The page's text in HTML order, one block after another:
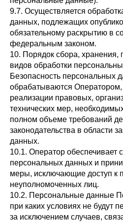
9.7. Осуществляется
данных, подлежащих
обязательному раскрытию в
федеральным законом.
10. Порядок сбора, хранения,
видов обработки
Безопасность персональных
обрабатываются Оператором,
реализации правовых,
технических мер,
полном объеме требований
законодательства в области
данных.
10.1. Оператор обеспечивает
персональных данных и
меры, исключающие доступ к
неуполномоченных лиц.
10.2. Персональные данные
при каких условиях не будут
за исключением случаев,